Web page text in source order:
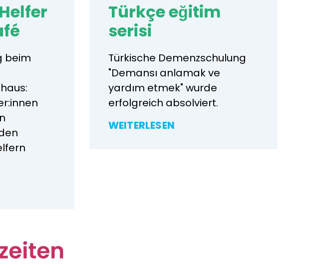
beim
Türkçe eğitim
serisi
Türkische Demenzschulung
"Demansı anlamak ve
yardım etmek" wurde
erfolgreich absolviert.
WEITERLESEN